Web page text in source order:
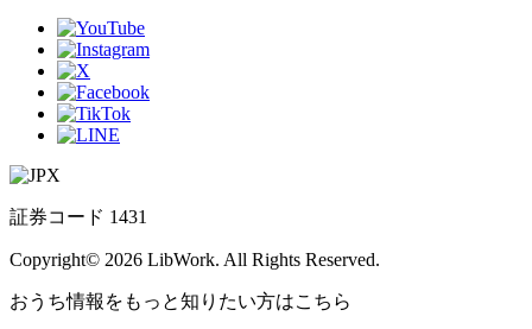
証券コード 1431
Copyright© 2026 LibWork. All Rights Reserved.
おうち情報をもっと知りたい方はこちら